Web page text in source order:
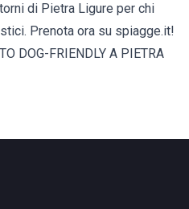
di Pietra Ligure per chi
Prenota ora su spiagge.it!
DOG-FRIENDLY A PIETRA